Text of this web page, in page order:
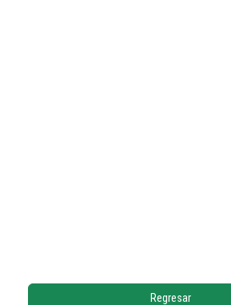
Regresar